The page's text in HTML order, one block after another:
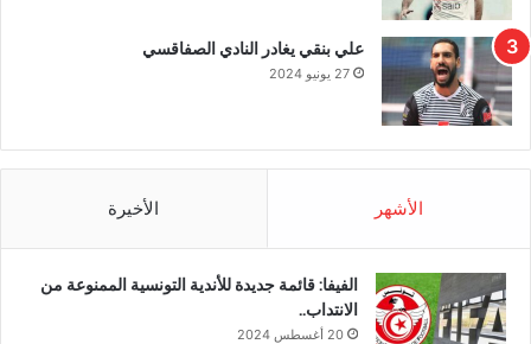
علي بنقي يغادر النادي الصفاقسي
27 يونيو 2024
الأشهر الأخيرة
الفيفا: قائمة جديدة للأندية التونسية الممنوعة من
الانتداب..
20 أغسطس 2024